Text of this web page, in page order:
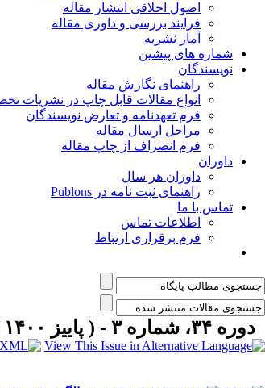
اصول اخلاقی انتشار مقاله
فرایند بررسی و داوری مقاله
آمار نشریه
شماره های پیشین
نویسندگان
راهنمای نگارش مقاله
انواع مقالات قابل چاپ در نشریات
فرم تعهدنامه و تعارض نویسندگان
مراحل ارسال مقاله
فرم انصراف از چاپ مقاله
داوران
داوران هر سال
راهنمای ثبت نامه در Publons
تماس با ما
اطلاعات تماس
فرم برقراری ارتباط
دوره ۳۴، شماره ۳ - ( پاییز ۱۴۰۰ )